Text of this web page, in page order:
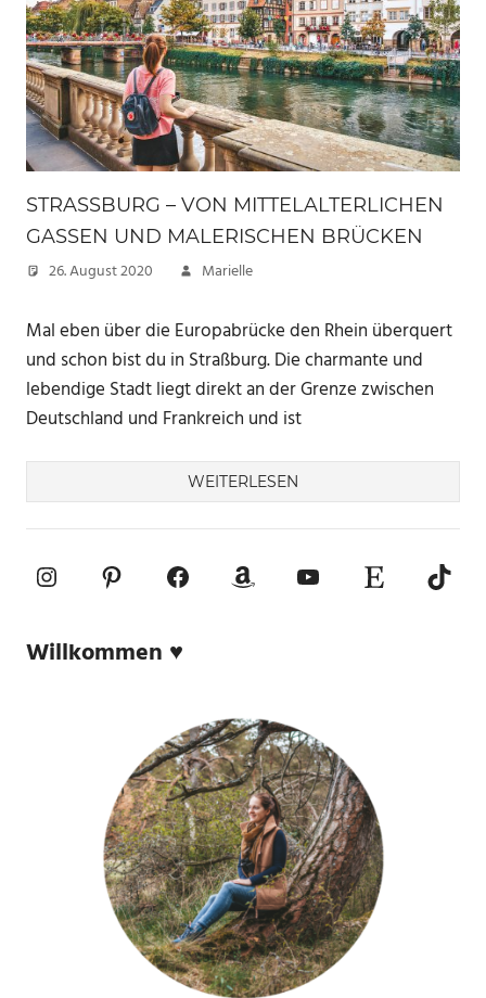
STRASSBURG – VON MITTELALTERLICHEN G
ASSEN UND MALERISCHEN BRÜCKEN
26. August 2020 Marielle
Mal eben über die Europabrücke den Rhein überquert
und schon bist du in Straßburg. Die charmante und
lebendige Stadt liegt direkt an der Grenze zwischen
Deutschland und Frankreich und ist
WEITERLESEN
InstagramPinterestFacebookAmazonYouTube
Etsy-Shop
Willkommen ♥